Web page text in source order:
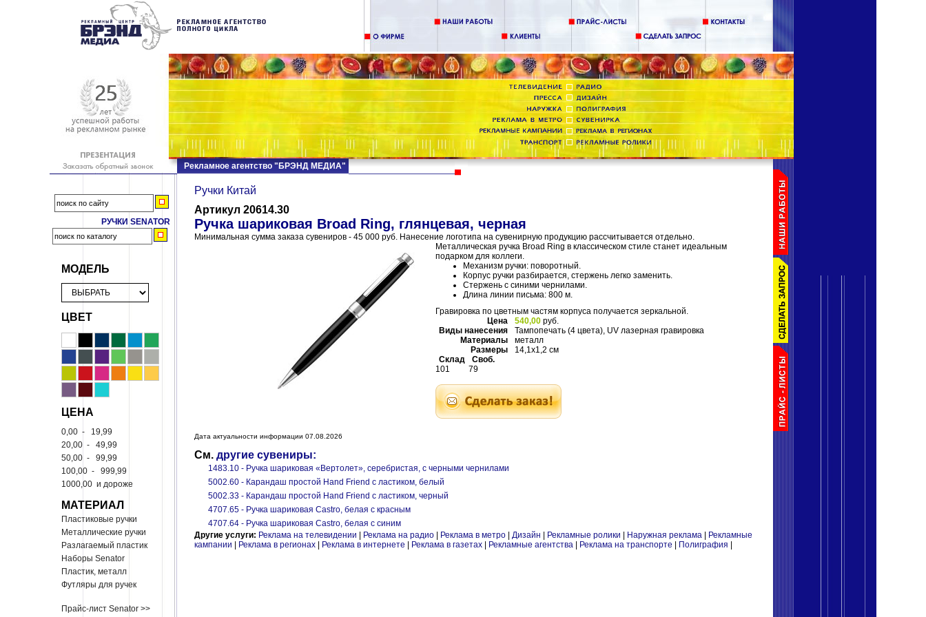
РУЧКИ SENATOR
МОДЕЛЬ
ЦВЕТ
ЦЕНА
0,00 - 19,99
20,00 - 49,99
50,00 - 99,99
100,00 - 999,99
1000,00 и дороже
МАТЕРИАЛ
Пластиковые ручки
Металлические ручки
Разлагаемый пластик
Наборы Senator
Пластик, металл
Футляры для ручек
Прайс-лист Senator >>
Рекламное агентство "БРЭНД МЕДИА"
Ручки Китай
Артикул 20614.30
Ручка шариковая Broad Ring, глянцевая, черная
Минимальная сумма заказа сувениров - 45 000 руб. Нанесение логотипа на сувенирную продукцию рассчитывается отдельно.
Металлическая ручка Broad Ring в классическом стиле станет идеальным
подарком для коллеги.
Механизм ручки: поворотный.
Корпус ручки разбирается, стержень легко заменить.
Стержень с синими чернилами.
Длина линии письма: 800 м.
Гравировка по цветным частям корпуса получается зеркальной.
Цена
540,00 руб.
Виды нанесения
Тампопечать (4 цвета), UV лазерная гравировка
Материалы
металл
Размеры
14,1x1,2 см
Склад
Своб.
101
79
Дата актуальности информации 07.08.2026
См. другие сувениры:
1483.10 - Ручка шариковая «Вертолет», серебристая, с черными чернилами
5002.60 - Карандаш простой Hand Friend с ластиком, белый
5002.33 - Карандаш простой Hand Friend с ластиком, черный
4707.65 - Ручка шариковая Castro, белая с красным
4707.64 - Ручка шариковая Castro, белая с синим
Другие услуги: Реклама на телевидении Реклама на радио Реклама в метро Дизайн Рекламные ролики Наружная реклама
Рекламные
кампании
Реклама в регионах Реклама в интернете Реклама в газетах Рекламные агентства Реклама на транспорте Полиграфия